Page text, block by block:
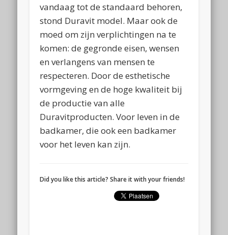
vandaag tot de standaard behoren,
stond Duravit model. Maar ook de
moed om zijn verplichtingen na te
komen: de gegronde eisen, wensen
en verlangens van mensen te
respecteren. Door de esthetische
vormgeving en de hoge kwaliteit bij
de productie van alle
Duravitproducten. Voor leven in de
badkamer, die ook een badkamer
voor het leven kan zijn.
Did you like this article? Share it with your friends!